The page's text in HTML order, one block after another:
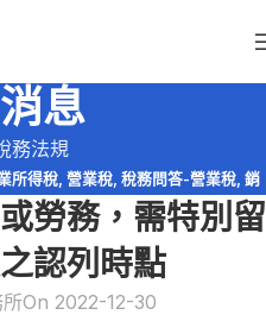
息
務法規
所得稅, 營業稅, 稅務問答-營業稅, 銷
勞務勞務，需特別留
認列時點
On 2022-12-30